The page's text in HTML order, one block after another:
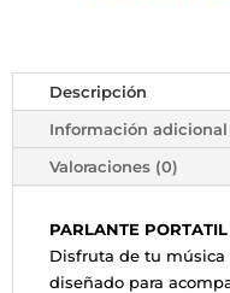
Descripción
Información adicional
Valoraciones (0)
PARLANTE
Disfruta de tu
diseñado para